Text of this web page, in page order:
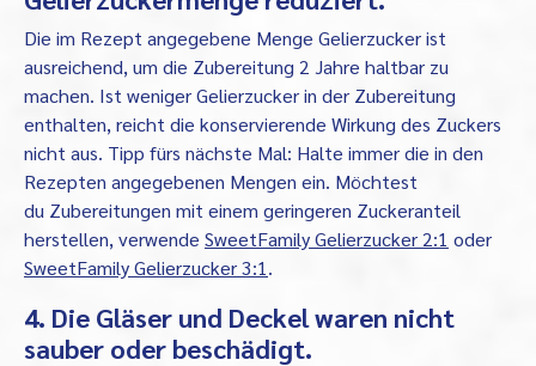
Die im Rezept angegebene Menge Gelierzucker ist
ausreichend, um die Zubereitung 2 Jahre haltbar zu
machen. Ist weniger Gelierzucker in der Zubereitung
enthalten, reicht die konservierende Wirkung des Zuckers
nicht aus. Tipp fürs nächste Mal: Halte immer die in den
Rezepten angegebenen Mengen ein. Möchtest
du Zubereitungen mit einem geringeren Zuckeranteil
herstellen, verwende SweetFamily Gelierzucker 2:1 oder
SweetFamily Gelierzucker 3:1 .
4. Die Gläser und Deckel waren nicht
sauber oder beschädigt.